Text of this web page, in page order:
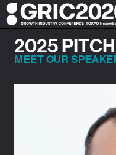
2025
MEET OUR